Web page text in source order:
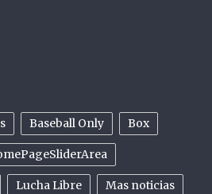
Baseball Only Box
Lucha Libre Mas noticias